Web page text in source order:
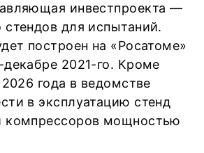
инвестпроекта —
стендов для испытаний.
построен на «Росатоме»
2021-го. Кроме
года в ведомстве
в эксплуатацию стенд
компрессоров мощностью